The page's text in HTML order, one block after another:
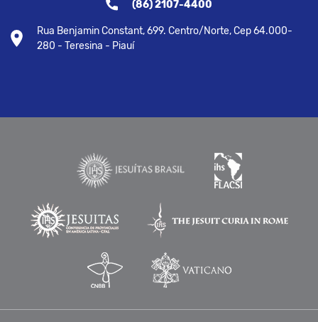
(86) 2107-4400
Rua Benjamin Constant, 699. Centro/Norte, Cep 64.000-
280 - Teresina - Piauí